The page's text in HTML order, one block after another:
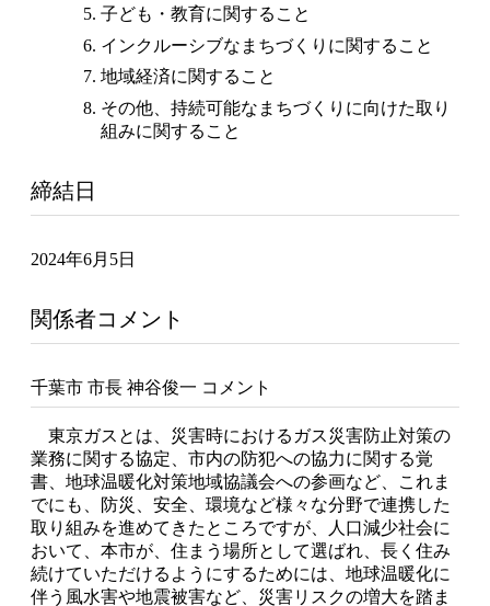
子ども・教育に関すること
インクルーシブなまちづくりに関すること
地域経済に関すること
その他、持続可能なまちづくりに向けた取り
組みに関すること
締結日
2024年6月5日
関係者コメント
千葉市 市長 神谷俊一 コメント
東京ガスとは、災害時におけるガス災害防止対策の
業務に関する協定、市内の防犯への協力に関する覚
書、地球温暖化対策地域協議会への参画など、これま
でにも、防災、安全、環境など様々な分野で連携した
取り組みを進めてきたところですが、人口減少社会に
おいて、本市が、住まう場所として選ばれ、長く住み
続けていただけるようにするためには、地球温暖化に
伴う風水害や地震被害など、災害リスクの増大を踏ま